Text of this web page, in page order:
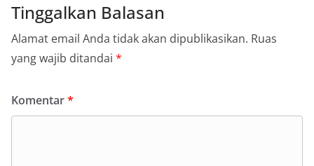
Tinggalkan Balasan
Alamat email Anda tidak akan dipublikasikan. Ruas
yang wajib ditandai *
Komentar*